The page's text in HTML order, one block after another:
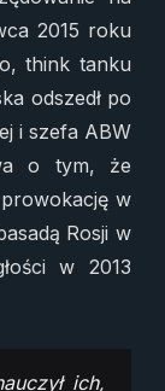
2015 roku
think tanku
odszedł po
i szefa ABW
o tym, że
prowokację w
Rosji w
w 2013
ich,